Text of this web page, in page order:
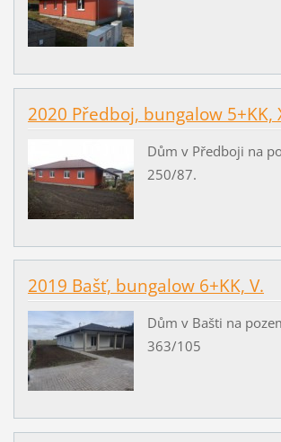
2020 Předboj, bungalow 5+KK,
Dům v Předboji na
250/87.
2019 Bašť, bungalow 6+KK, V.
Dům v Bašti na
363/105